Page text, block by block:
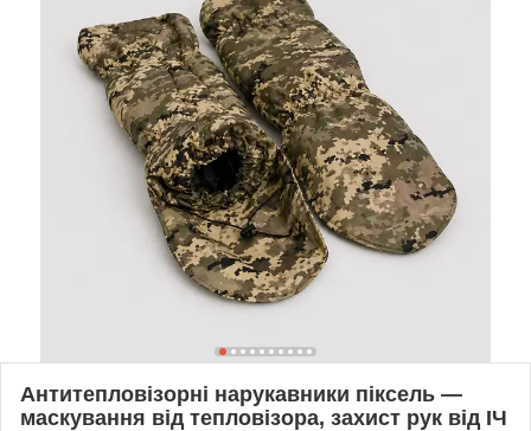
Антитепловізорні нарукавники піксель —
маскування від тепловізора, захист рук від ІЧ